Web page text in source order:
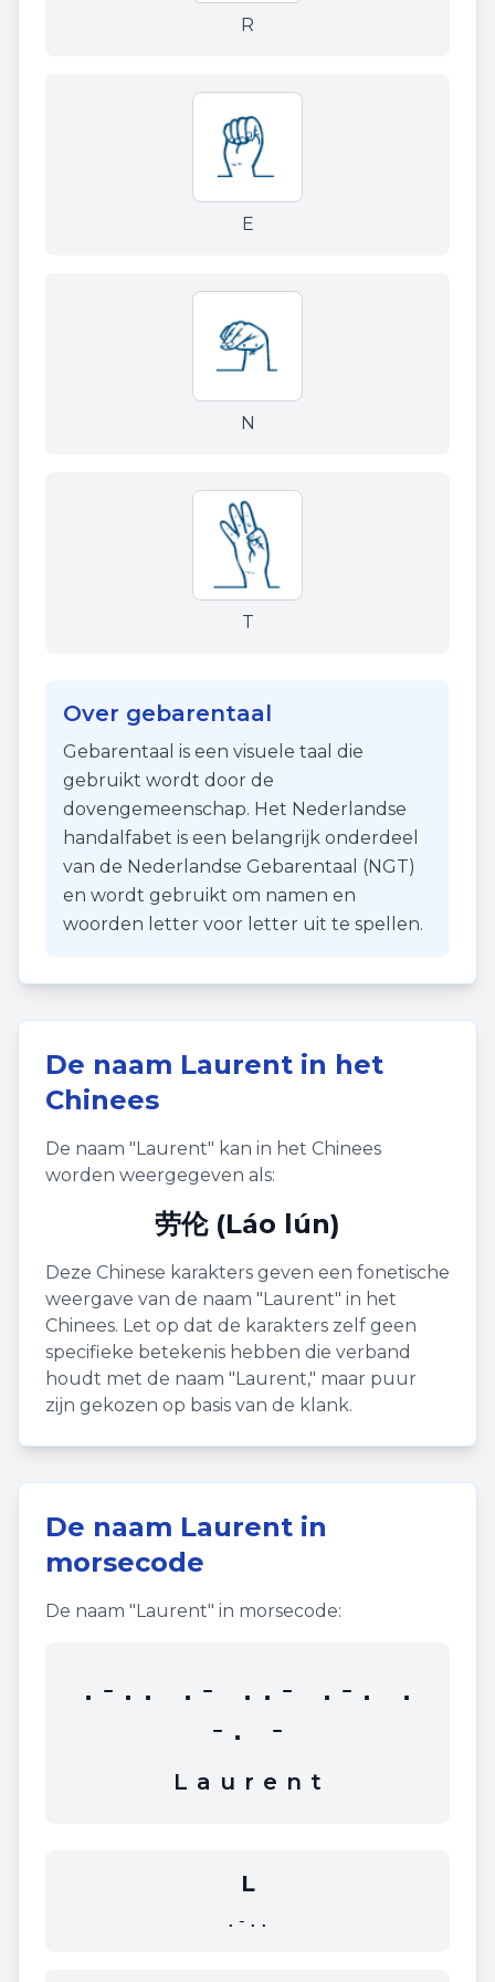
R
E
N
T
Over gebarentaal
Gebarentaal is een visuele taal die
gebruikt wordt door de
dovengemeenschap. Het Nederlandse
handalfabet is een belangrijk onderdeel
van de Nederlandse Gebarentaal (NGT)
en wordt gebruikt om namen en
woorden letter voor letter uit te spellen.
De naam Laurent in het
Chinees
De naam "Laurent" kan in het Chinees
worden weergegeven als:
劳伦 (Láo lún)
Deze Chinese karakters geven een fonetische
weergave van de naam "Laurent" in het
Chinees. Let op dat de karakters zelf geen
specifieke betekenis hebben die verband
houdt met de naam "Laurent," maar puur
zijn gekozen op basis van de klank.
De naam Laurent in
morsecode
De naam "Laurent" in morsecode:
.-.. .- ..- .-. .
-. -
L a u r e n t
L
.-..